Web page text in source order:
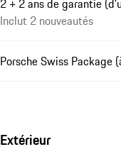
Inclut 2 nouveautés
Porsche Swiss Package
Extérieur